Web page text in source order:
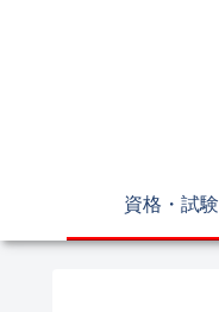
資格・試験